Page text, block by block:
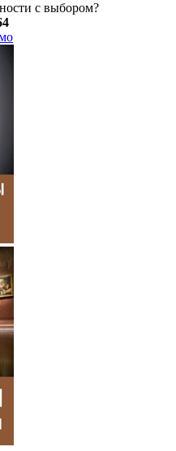
с выбором?